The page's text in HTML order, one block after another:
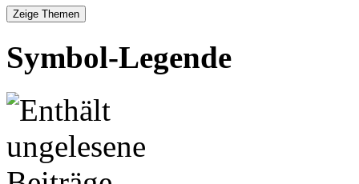
Symbol-Legende